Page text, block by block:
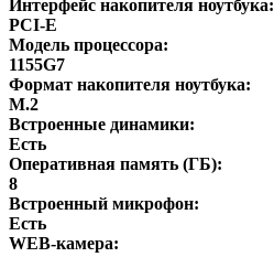
Интерфейс накопителя ноутбука:
PCI-E
Модель процессора:
1155G7
Формат накопителя ноутбука:
M.2
Встроенные динамики:
Есть
Оперативная память (ГБ):
8
Встроенный микрофон:
Есть
WEB-камера: